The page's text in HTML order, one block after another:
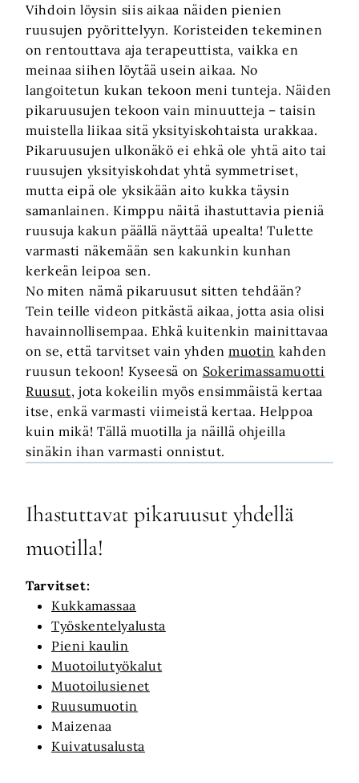
Vihdoin löysin siis aikaa näiden pienien
ruusujen pyörittelyyn. Koristeiden tekeminen
on rentouttava aja terapeuttista, vaikka en
meinaa siihen löytää usein aikaa. No
langoitetun kukan tekoon meni tunteja. Näiden
pikaruusujen tekoon vain minuutteja – taisin
muistella liikaa sitä yksityiskohtaista urakkaa.
Pikaruusujen ulkonäkö ei ehkä ole yhtä aito tai
ruusujen yksityiskohdat yhtä symmetriset,
mutta eipä ole yksikään aito kukka täysin
samanlainen. Kimppu näitä ihastuttavia pieniä
ruusuja kakun päällä näyttää upealta! Tulette
varmasti näkemään sen kakunkin kunhan
kerkeän leipoa sen.
No miten nämä pikaruusut sitten tehdään?
Tein teille videon pitkästä aikaa, jotta asia olisi
havainnollisempaa. Ehkä kuitenkin mainittavaa
on se, että tarvitset vain yhdenmuotin kahden
ruusun tekoon! Kyseesä on Sokerimassamuotti
Ruusut, jota kokeilin myös ensimmäistä kertaa
itse, enkä varmasti viimeistä kertaa. Helppoa
kuin mikä! Tällä muotilla ja näillä ohjeilla
sinäkin ihan varmasti onnistut.
Ihastuttavat pikaruusut yhdellä
muotilla!
Tarvitset:
Kukkamassaa
Työskentelyalusta
Pieni kaulin
Muotoilutyökalut
Muotoilusienet
Ruusumuotin
Maizenaa
Kuivatusalusta